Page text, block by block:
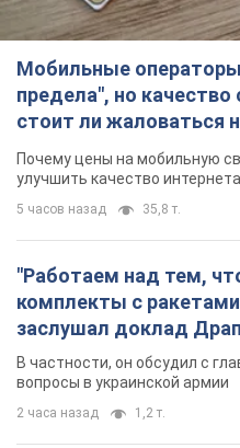
Мобильные
предела", но качество
стоит ли жаловаться
Почему цены на мобильную
улучшить качество
5 часов назад 35,8 т.
"Работаем над тем,
комплекты с
заслушал доклад
новых мерах
В частности, он обсудил с
вопросы в украинской армии
2 часа назад 1,2 т.